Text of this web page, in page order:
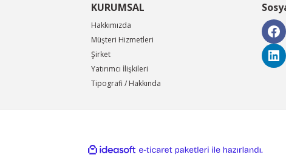
KURUMSAL
Hakkımızda
Müşteri Hizmetleri
Şirket
Yatırımcı İlişkileri
Tipografi / Hakkında
ideasoft
e-